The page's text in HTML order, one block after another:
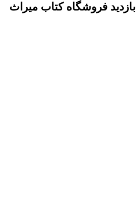
بازدید فروشگاه کتاب میراث